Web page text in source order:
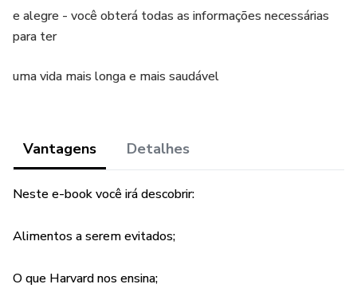
e alegre - você obterá todas as informações necessárias
para ter
uma vida mais longa e mais saudável
Vantagens Detalhes
Neste e-book você irá descobrir:
Alimentos a serem evitados;
O que Harvard nos ensina;